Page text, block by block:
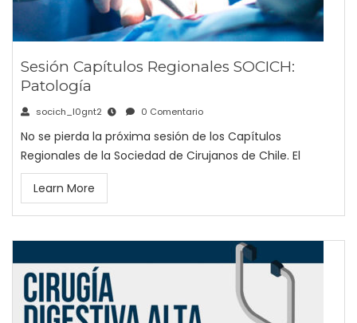
Sesión Capítulos Regionales SOCICH:
Patología
socich_l0gnt2 0 Comentario
No se pierda la próxima sesión de los Capítulos
Regionales de la Sociedad de Cirujanos de Chile. El
Learn More